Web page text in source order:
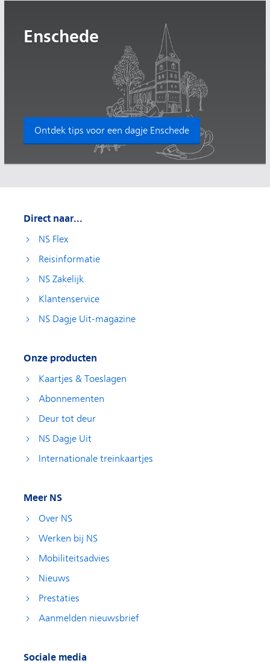
Enschede
Ontdek tips voor een dagje Enschede
Direct naar...
NS Flex
Reisinformatie
NS Zakelijk
Klantenservice
NS Dagje Uit-magazine
Onze producten
Kaartjes & Toeslagen
Abonnementen
Deur tot deur
NS Dagje Uit
Internationale treinkaartjes
Meer NS
Over NS
Werken bij NS
Mobiliteitsadvies
Nieuws
Prestaties
Aanmelden nieuwsbrief
Sociale media